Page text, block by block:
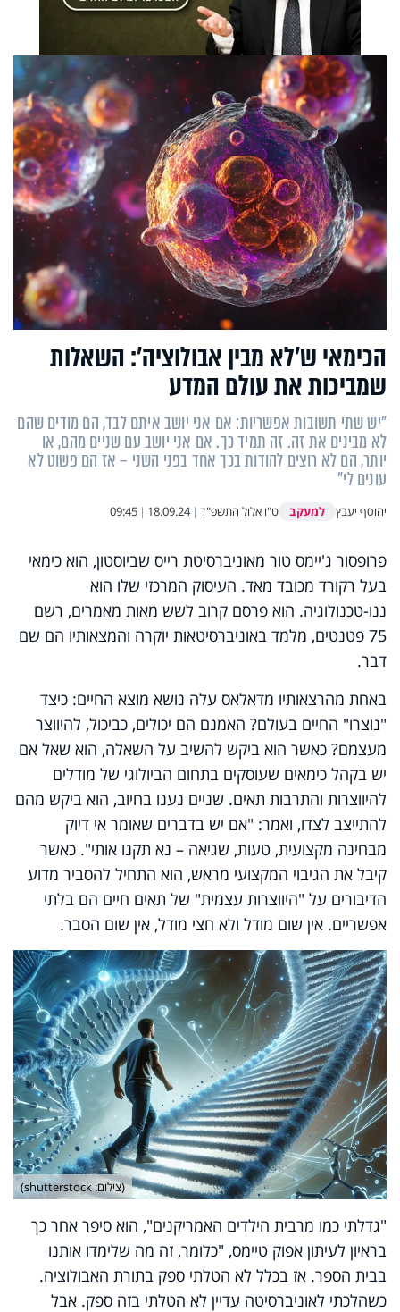
הכימאי ש'לא מבין אבולוציה': השאלות
שמביכות את עולם המדע
"יש שתי תשובות אפשריות: אם אני יושב איתם לבד, הם מודים שהם
לא מבינים את זה. זה תמיד כך. אם אני יושב עם שניים מהם, או
יותר, הם לא רוצים להודות בכך אחד בפני השני – אז הם פשוט לא
עונים לי"
יהוסף יעבץ למעקב ט"ו אלול התשפ"ד |
18.09.24
|
09:45
פרופסור ג'יימס טור מאוניברסיטת רייס שביוסטון, הוא כימאי
בעל רקורד מכובד מאד. העיסוק המרכזי שלו הוא
ננו-טכנולוגיה. הוא פרסם קרוב לשש מאות מאמרים, רשם
75 פטנטים, מלמד באוניברסיטאות יוקרה והמצאותיו הם שם
דבר.
באחת מהרצאותיו מדאלאס עלה נושא מוצא החיים: כיצד
"נוצרו" החיים בעולם? האמנם הם יכולים, כביכול, להיווצר
מעצמם? כאשר הוא ביקש להשיב על השאלה, הוא שאל אם
יש בקהל כימאים שעוסקים בתחום הביולוגי של מודלים
להיווצרות והתרבות תאים. שניים נענו בחיוב, הוא ביקש מהם
להתייצב לצדו, ואמר: "אם יש בדברים שאומר אי דיוק
מבחינה מקצועית, טעות, שגיאה – נא תקנו אותי". כאשר
קיבל את הגיבוי המקצועי מראש, הוא התחיל להסביר מדוע
הדיבורים על "היווצרות עצמית" של תאים חיים הם בלתי
אפשריים. אין שום מודל ולא חצי מודל, אין שום הסבר.
(צילום: shutterstock)
"גדלתי כמו מרבית הילדים האמריקנים", הוא סיפר אחר כך
בראיון לעיתון אפוק טיימס, "כלומר, זה מה שלימדו אותנו
בבית הספר. אז בכלל לא הטלתי ספק בתורת האבולוציה.
כשהלכתי לאוניברסיטה עדיין לא הטלתי בזה ספק. אבל